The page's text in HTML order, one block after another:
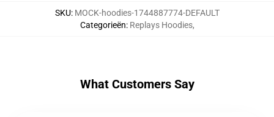
SKU: MOCK-hoodies-1744887774-DEFAULT
Categorieën: Replays Hoodies,
What Customers Say